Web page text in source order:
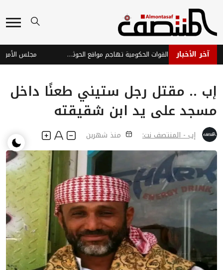
آخر الأخبار ردع عسكري واسع: القوات الحكومية تهاجم مواقع الحوثيين في الجوف ومحاور التماس
إب .. مقتل رجل ستيني طعنًا داخل
مسجد على يد ابن شقيقته
إب - المنتصف نت: منذ شهرين